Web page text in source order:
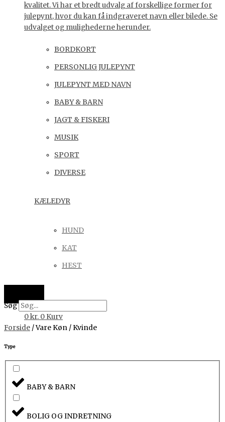
kvalitet. Vi har et bredt udvalg af forskellige former for
julepynt, hvor du kan få indgraveret navn eller bilede. Se
udvalget og mulighederne herunder.
BORDKORT
PERSONLIG JULEPYNT
JULEPYNT MED NAVN
BABY & BARN
JAGT & FISKERI
MUSIK
SPORT
DIVERSE
KÆLEDYR
HUND
KAT
HEST
Søg
0kr. 0 Kurv
Forside / Vare Køn / Kvinde
Type
BABY & BARN
BOLIG OG INDRETNING